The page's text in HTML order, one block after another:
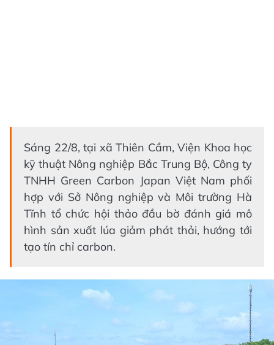
Sáng 22/8, tại xã Thiên Cầm, Viện Khoa học
kỹ thuật Nông nghiệp Bắc Trung Bộ, Công ty
TNHH Green Carbon Japan Việt Nam phối
hợp với Sở Nông nghiệp và Môi trường Hà
Tĩnh tổ chức hội thảo đầu bờ đánh giá mô
hình sản xuất lúa giảm phát thải, hướng tới
tạo tín chỉ carbon.